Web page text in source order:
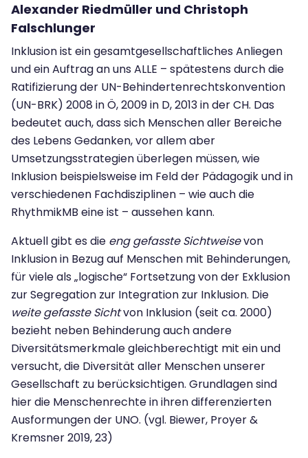
Alexander Riedmüller und Christoph
Falschlunger
Inklusion ist ein gesamtgesellschaftliches Anliegen
und ein Auftrag an uns ALLE – spätestens durch die
Ratifizierung der UN-Behindertenrechtskonvention
(UN-BRK) 2008 in Ö, 2009 in D, 2013 in der CH. Das
bedeutet auch, dass sich Menschen aller Bereiche
des Lebens Gedanken, vor allem aber
Umsetzungsstrategien überlegen müssen, wie
Inklusion beispielsweise im Feld der Pädagogik und in
verschiedenen Fachdisziplinen – wie auch die
RhythmikMB eine ist – aussehen kann.
Aktuell gibt es die eng gefasste Sichtweisevon
Inklusion in Bezug auf Menschen mit Behinderungen,
für viele als „logische“ Fortsetzung von der Exklusion
zur Segregation zur Integration zur Inklusion. Die
weite gefasste Sichtvon Inklusion (seit ca. 2000)
bezieht neben Behinderung auch andere
Diversitätsmerkmale gleichberechtigt mit ein und
versucht, die Diversität aller Menschen unserer
Gesellschaft zu berücksichtigen. Grundlagen sind
hier die Menschenrechte in ihren differenzierten
Ausformungen der UNO. (vgl. Biewer, Proyer &
Kremsner 2019, 23)